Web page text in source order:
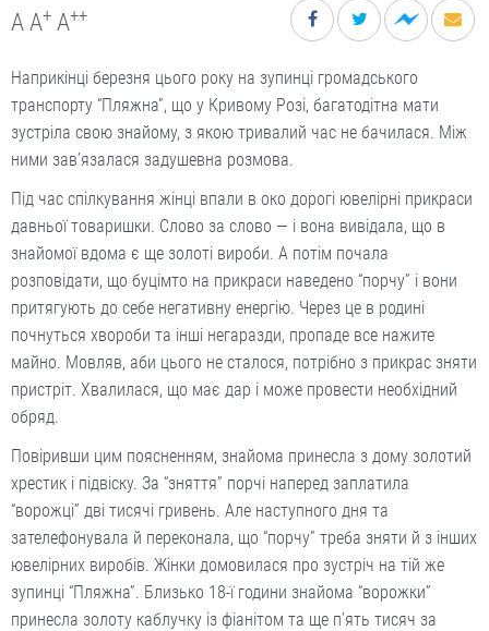
A A+ A++
Наприкінці березня цього року на зупинці громадського
транспорту “Пляжна”, що у Кривому Розі, багатодітна мати
зустріла свою знайому, з якою тривалий час не бачилася. Між
ними зав’язалася задушевна розмова.
Під час спілкування жінці впали в око дорогі ювелірні прикраси
давньої товаришки. Слово за слово — і вона вивідала, що в
знайомої вдома є ще золоті вироби. А потім почала
розповідати, що буцімто на прикраси наведено “порчу” і вони
притягують до себе негативну енергію. Через це в родині
почнуться хвороби та інші негаразди, пропаде все нажите
майно. Мовляв, аби цього не сталося, потрібно з прикрас зняти
пристріт. Хвалилася, що має дар і може провести необхідний
обряд.
Повіривши цим поясненням, знайома принесла з дому золотий
хрестик і підвіску. За “зняття” порчі наперед заплатила
“ворожці” дві тисячі гривень. Але наступного дня та
зателефонувала й переконала, що “порчу” треба зняти й з інших
ювелірних виробів. Жінки домовилася про зустріч на тій же
зупинці “Пляжна”. Близько 18-ї години знайома “ворожки”
принесла золоту каблучку із фіанітом та ще п’ять тисяч за